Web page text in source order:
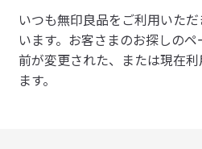
ト
ス
ト
ア
いつも無印良品をご利用いた
います。 お客さまのお探しの
前が変更された、または現在
ます。